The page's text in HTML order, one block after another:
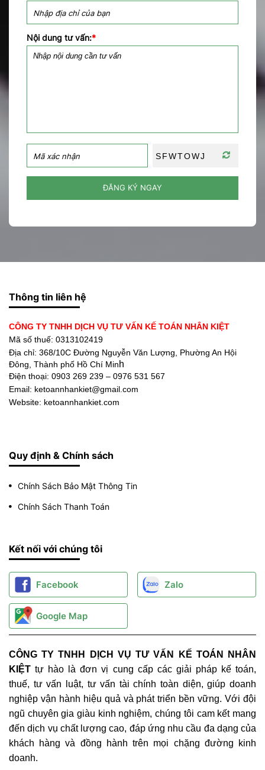
Nội dung tư vấn:*
ĐĂNG KÝ NGAY
Thông tin liên hệ
CÔNG TY TNHH DỊCH VỤ TƯ VẤN KẾ TOÁN NHÂN KIỆT
Mã số thuế: 0313102419
Địa chỉ: 368/10C Đường Nguyễn Văn Lượng, Phường An Hội
Đông, Thành phố Hồ Chí Minh
Điện thoại: 0903 269 239 – 0976 531 567
Email: ketoannhankiet@gmail.com
Website: ketoannhankiet.com
Quy định & Chính sách
Chính Sách Bảo Mật Thông Tin
Chính Sách Thanh Toán
Kết nối với chúng tôi
Facebook Zalo
Google Map
CÔNG TY TNHH DỊCH VỤ TƯ VẤN KẾ TOÁN NHÂN
KIỆT tự hào là đơn vị cung cấp các giải pháp kế toán,
thuế, tư vấn luật, tư vấn tài chính toàn diện, giúp doanh
nghiệp vận hành hiệu quả và phát triển bền vững. Với đội
ngũ chuyên gia giàu kinh nghiệm, chúng tôi cam kết mang
đến dịch vụ chất lượng cao, đáp ứng nhu cầu đa dạng của
khách hàng và đồng hành trên mọi chặng đường kinh
doanh.